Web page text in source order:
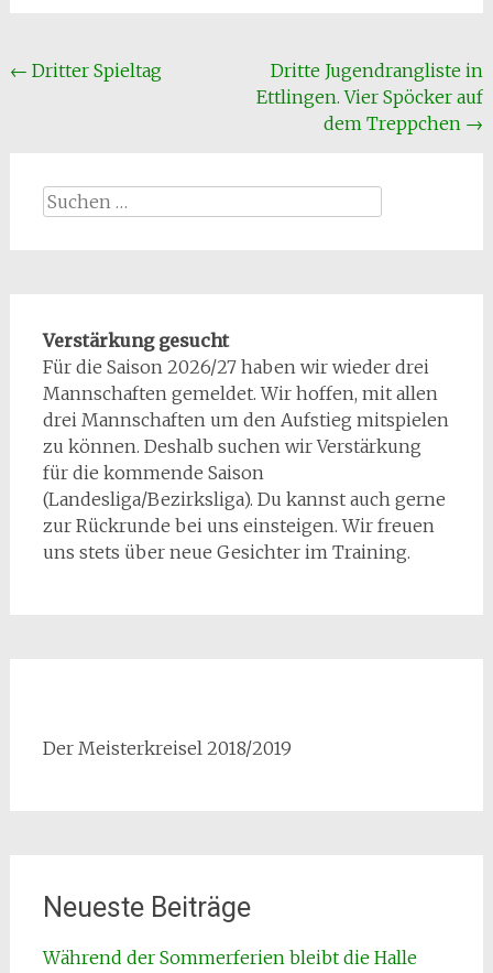
Beitragsnavigation
← Dritter Spieltag
Dritte Jugendrangliste in
Ettlingen. Vier Spöcker auf
dem Treppchen →
Suchen
Verstärkung gesucht
Für die Saison 2026/27 haben wir wieder drei
Mannschaften gemeldet. Wir hoffen, mit allen
drei Mannschaften um den Aufstieg mitspielen
zu können. Deshalb suchen wir Verstärkung
für die kommende Saison
(Landesliga/Bezirksliga). Du kannst auch gerne
zur Rückrunde bei uns einsteigen. Wir freuen
uns stets über neue Gesichter im Training.
Der Meisterkreisel 2018/2019
Neueste Beiträge
Während der Sommerferien bleibt die Halle